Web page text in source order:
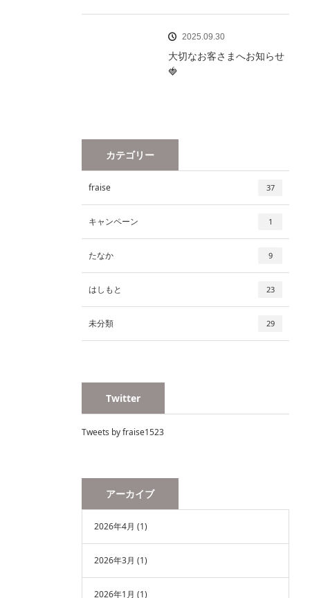
2025.09.30
大切なお客さまへお知らせ
🍓
カテゴリー
fraise 37
キャンペーン 1
たなか 9
はしもと 23
未分類 29
Twitter
Tweets by fraise1523
アーカイブ
2026年4月 (1)
2026年3月 (1)
2026年1月 (1)